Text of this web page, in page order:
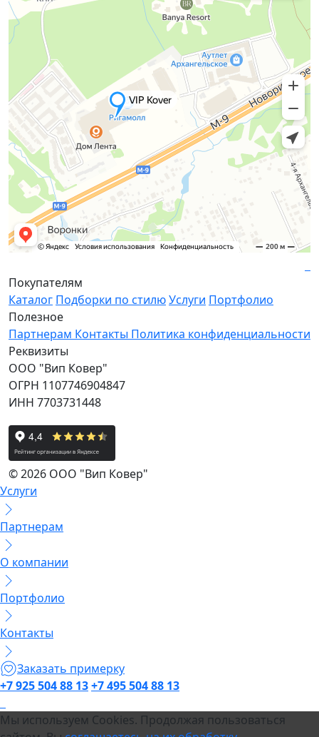
Покупателям
Каталог Подборки по стилюУслуги Портфолио
Полезное
Партнерам Контакты Политика конфиденциальности
Реквизиты
ООО "Вип Ковер"
ОГРН 1107746904847
ИНН 7703731448
© 2026 ООО "Вип Ковер"
Услуги
Партнерам
О компании
Портфолио
Контакты
Заказать примерку
+7 925 504 88 13+7 495 504 88 13
Мы используем Cookies. Продолжая пользоваться